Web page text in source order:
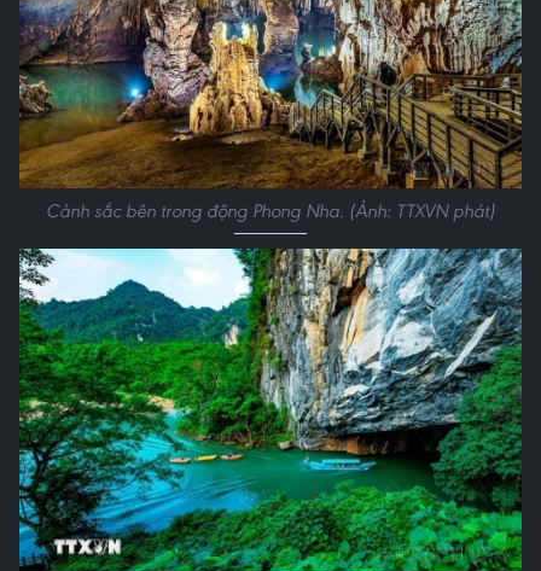
Cảnh sắc bên trong động Phong Nha. (Ảnh: TTXVN phát)